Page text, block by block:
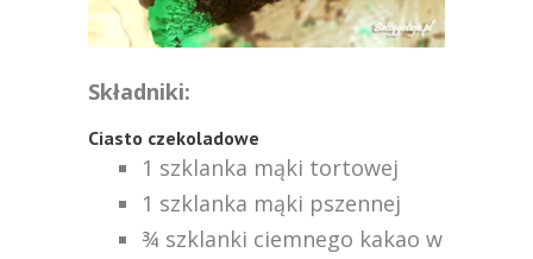
Składniki:
Ciasto czekoladowe
1 szklanka mąki tortowej
1 szklanka mąki pszennej
¾ szklanki ciemnego kakao w